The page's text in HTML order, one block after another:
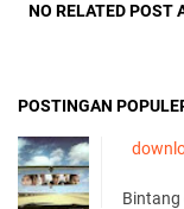
NO RELATED POST
POSTINGAN
Bintang